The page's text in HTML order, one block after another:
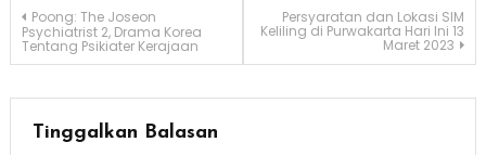
Navigasi
pos
Poong: The Joseon
Psychiatrist 2, Drama Korea
Tentang Psikiater Kerajaan
Persyaratan dan Lokasi SIM
Keliling di Purwakarta Hari Ini 13
Maret 2023
Tinggalkan Balasan